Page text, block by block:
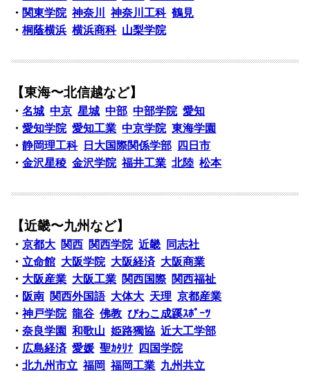
・ 関東学院 神奈川 神奈川工科 鶴見
・桐蔭横浜 横浜商科 山梨学院
【東海〜北信越など】
・名城 中京 星城 中部 中部学院 愛知
・愛知学院 愛知工業 中京学院 東海学園
・静岡理工科 日大国際関係学部
四日市
・金沢星稜 金沢学院 福井工業 北陸 松本
【近畿〜九州など】
・京都大 関西 関西学院 近畿
同志社
・ 立命館 大阪学院 大阪経済 大阪商業
・ 大阪産業 大阪工業 関西国際 関西福祉
・ 阪南 関西外国語 大体大 天理 京都産業
・神戸学院 龍谷 佛教 びわこ成蹊ｽﾎﾟｰﾂ
・奈良学園 和歌山 姫路獨協 近大工学部
・ 広島経済 愛媛 聖ｶﾀﾘﾅ
四国学院
・北九州市立 福岡 福岡工業 九州共立